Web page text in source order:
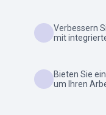
Verbessern
mit
Bieten Sie
um Ihren